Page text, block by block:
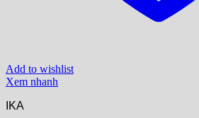
Add to wishlist
Xem nhanh
IKA